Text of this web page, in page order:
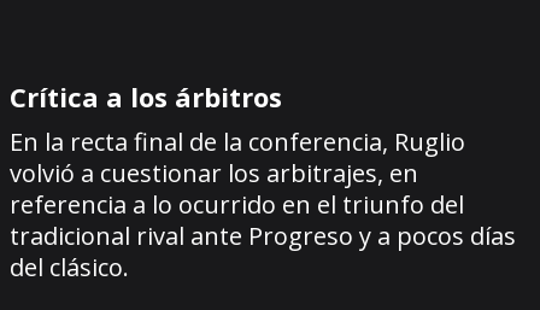
Crítica a los árbitros
En la recta final de la conferencia, Ruglio
volvió a cuestionar los arbitrajes, en
referencia a lo ocurrido en el triunfo del
tradicional rival ante Progreso y a pocos días
del clásico.